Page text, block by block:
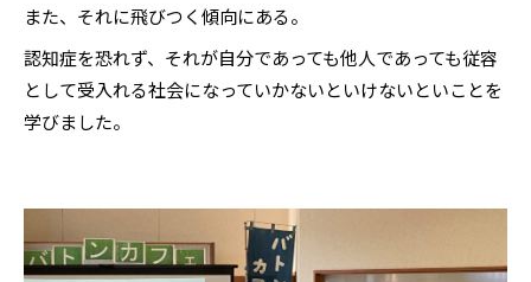
また、それに飛びつく傾向にある。
認知症を恐れず、それが自分であっても他人であっても従容
として受入れる社会になっていかないといけないといことを
学びました。